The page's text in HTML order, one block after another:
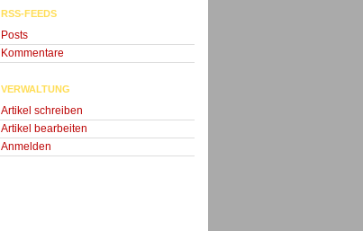
RSS-FEEDS
Posts
Kommentare
VERWALTUNG
Artikel schreiben
Artikel bearbeiten
Anmelden